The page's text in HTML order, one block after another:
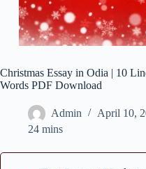
Christmas Essay in Odia | 10
Words PDF Download
Admin April 10,
24 mins